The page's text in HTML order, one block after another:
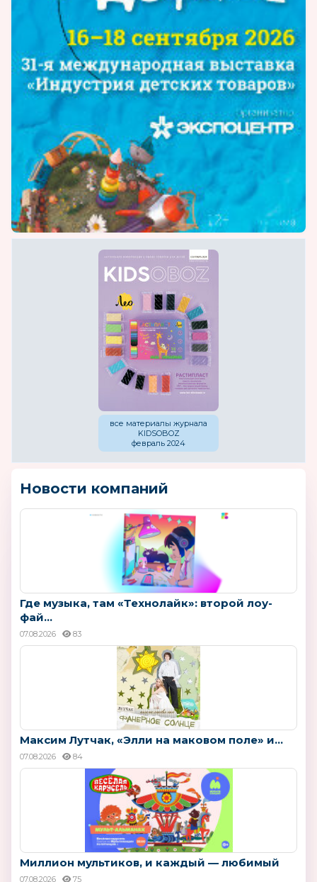
все материалы журнала
KIDSOBOZ
февраль 2024
Новости компаний
Где музыка, там «Технолайк»: второй лоу-
фай...
07.08.2026 83
Максим Лутчак, «Элли на маковом поле» и...
07.08.2026 84
Миллион мультиков, и каждый — любимый
07.08.2026 75